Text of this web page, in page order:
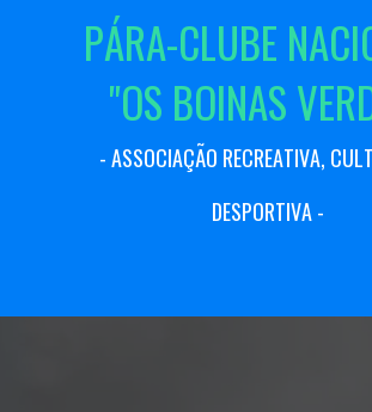
PÁRA-CLUBE NACI
"OS BOINASVER
- ASSOCIAÇÃO RECREATIVA, CULT
DESPORTIVA-